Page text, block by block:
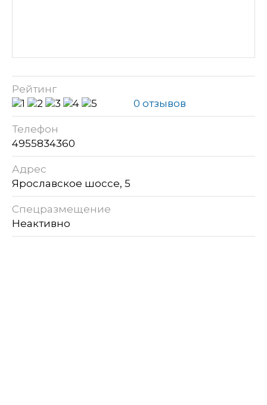
Рейтинг
0 отзывов
Телефон
4955834360
Адрес
Ярославское шоссе, 5
Спецразмещение
Неактивно